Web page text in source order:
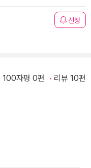
신청
100자평 0편 리뷰 10편